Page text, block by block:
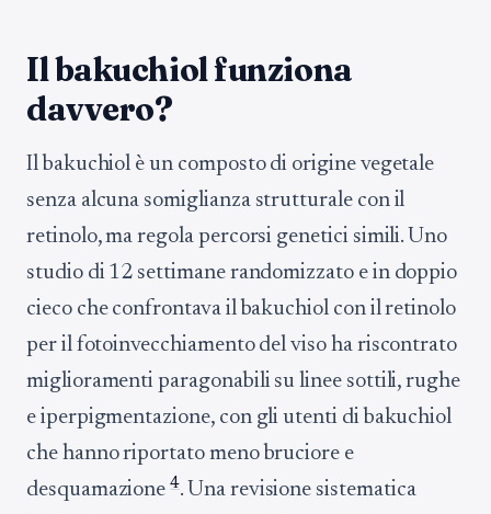
Il bakuchiol funziona
davvero?
Il bakuchiol è un composto di origine vegetale
senza alcuna somiglianza strutturale con il
retinolo, ma regola percorsi genetici simili. Uno
studio di 12 settimane randomizzato e in doppio
cieco che confrontava il bakuchiol con il retinolo
per il fotoinvecchiamento del viso ha riscontrato
miglioramenti paragonabili su linee sottili, rughe
e iperpigmentazione, con gli utenti di bakuchiol
che hanno riportato meno bruciore e
desquamazione4. Una revisione sistematica